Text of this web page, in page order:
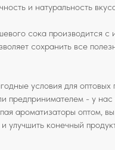
и натуральность
сока производится
сохранить все
условия для оптовых
предпринимателем - у
ароматизаторы оптом,
улучшить конечный